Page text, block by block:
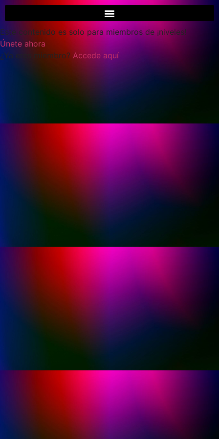
Este contenido es solo para miembros de ¡niveles!
Únete ahora
¿Ya eres miembro? Accede aquí